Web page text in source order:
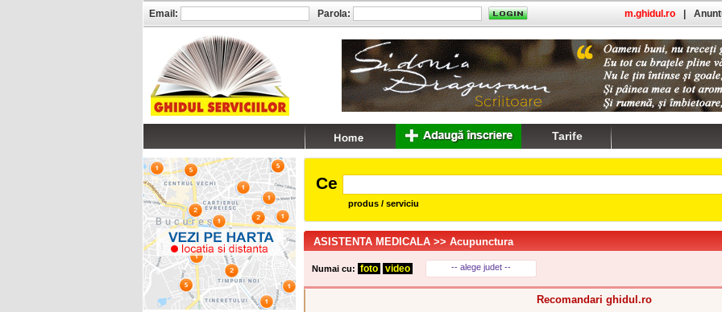
Ce
produs / serviciu
ASISTENTA MEDICALA >> Acupunctura
Numai cu: foto video -- alege judet --
Recomandari ghidul.ro
Email: Parola: m.ghidul.ro
Tarife